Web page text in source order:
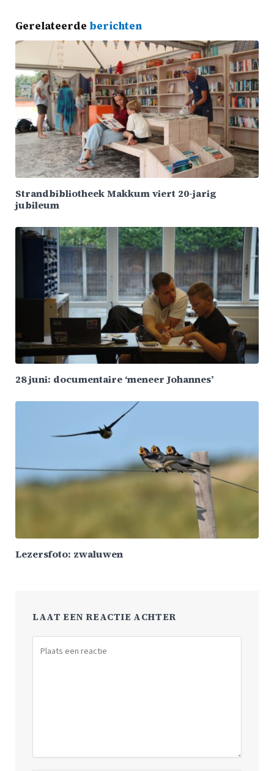
Gerelateerde berichten
Strandbibliotheek Makkum viert 20-jarig
jubileum
28 juni: documentaire ‘meneer Johannes’
Lezersfoto: zwaluwen
LAAT EEN REACTIE ACHTER